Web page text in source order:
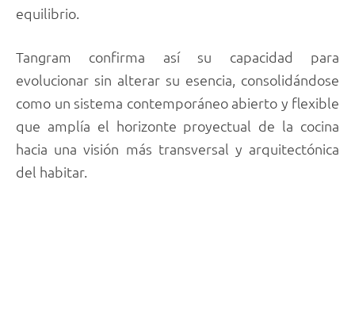
equilibrio.
Tangram confirma así su capacidad para
evolucionar sin alterar su esencia, consolidándose
como un sistema contemporáneo abierto y flexible
que amplía el horizonte proyectual de la cocina
hacia una visión más transversal y arquitectónica
del habitar.